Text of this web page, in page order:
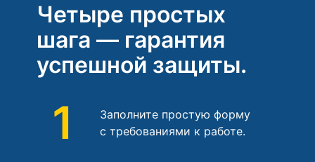
Четыре простых
шага — гарантия
успешной защиты.
1
Заполните простую форму
с требованиями к работе.